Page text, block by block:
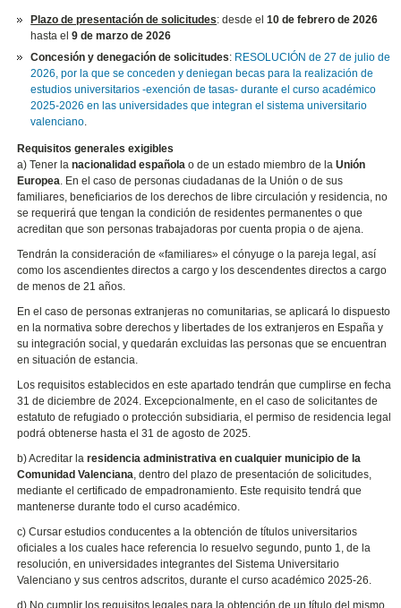
Plazo de presentación de solicitudes: desde el10 de febrero de 2026
hasta el9 de marzo de 2026
Concesión y denegación de solicitudes: RESOLUCIÓN de 27 de julio de
2026, por la que se conceden y deniegan becas para la realización de
estudios universitarios -exención de tasas- durante el curso académico
2025-2026 en las universidades que integran el sistema universitario
valenciano.
Requisitos generales exigibles
a) Tener lanacionalidad española o de un estado miembro de laUnión
Europea. En el caso de personas ciudadanas de la Unión o de sus
familiares, beneficiarios de los derechos de libre circulación y residencia, no
se requerirá que tengan la condición de residentes permanentes o que
acreditan que son personas trabajadoras por cuenta propia o de ajena.
Tendrán la consideración de «familiares» el cónyuge o la pareja legal, así
como los ascendientes directos a cargo y los descendentes directos a cargo
de menos de 21 años.
En el caso de personas extranjeras no comunitarias, se aplicará lo dispuesto
en la normativa sobre derechos y libertades de los extranjeros en España y
su integración social, y quedarán excluidas las personas que se encuentran
en situación de estancia.
Los requisitos establecidos en este apartado tendrán que cumplirse en fecha
31 de diciembre de 2024. Excepcionalmente, en el caso de solicitantes de
estatuto de refugiado o protección subsidiaria, el permiso de residencia legal
podrá obtenerse hasta el 31 de agosto de 2025.
b) Acreditar laresidencia administrativa en cualquier municipio de la
Comunidad Valenciana, dentro del plazo de presentación de solicitudes,
mediante el certificado de empadronamiento. Este requisito tendrá que
mantenerse durante todo el curso académico.
c) Cursar estudios conducentes a la obtención de títulos universitarios
oficiales a los cuales hace referencia lo resuelvo segundo, punto 1, de la
resolución, en universidades integrantes del Sistema Universitario
Valenciano y sus centros adscritos, durante el curso académico 2025-26.
d) No cumplir los requisitos legales para la obtención de un título del mismo